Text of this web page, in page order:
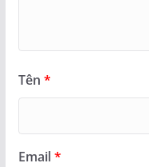
Tên *
Email*